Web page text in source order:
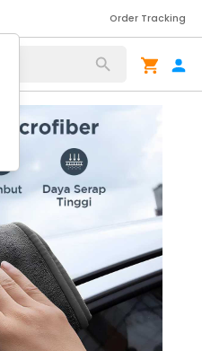
Order Tracking